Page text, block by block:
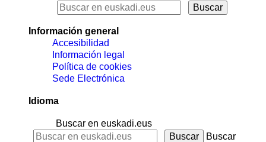
Información general
Accesibilidad
Información legal
Política de cookies
Sede Electrónica
Idioma
Buscar en euskadi.eus
Buscar